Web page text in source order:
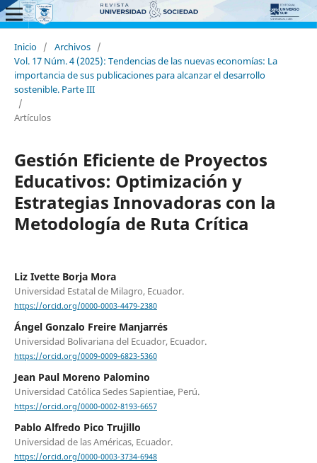
Inicio / Archivos /
Vol. 17 Núm. 4 (2025): Tendencias de las nuevas economías: La
importancia de sus publicaciones para alcanzar el desarrollo
sostenible. Parte III
/
Artículos
Gestión Eficiente de Proyectos
Educativos: Optimización y
Estrategias Innovadoras con la
Metodología de Ruta Crítica
Liz Ivette Borja Mora
Universidad Estatal de Milagro, Ecuador.
https://orcid.org/0000-0003-4479-2380
Ángel Gonzalo Freire Manjarrés
Universidad Bolivariana del Ecuador, Ecuador.
https://orcid.org/0009-0009-6823-5360
Jean Paul Moreno Palomino
Universidad Católica Sedes Sapientiae, Perú.
https://orcid.org/0000-0002-8193-6657
Pablo Alfredo Pico Trujillo
Universidad de las Américas, Ecuador.
https://orcid.org/0000-0003-3734-6948